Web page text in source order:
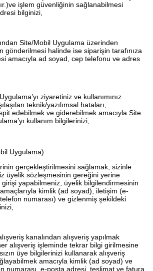
işlem güvenliğinin sağlanabilmesi
bilginizi,
Site/Mobil Uygulama üzerinden
gönderilmesi halinde ise siparişin tarafınıza
amacıyla ad soyad, cep telefonu ve adres
ziyaretiniz ve kullanımınız
teknik/yazılımsal hataları,
edebilmek ve giderebilmek amacıyla Site
kullanım bilgilerinizi,
Uygulama)
gerçekleştirilmesini sağlamak, sizinle
üyelik sözleşmesinin gereğini yerine
yapabilmeniz, üyelik bilgilendirmesinin
kimlik (ad soyad), iletişim (e-
numarası) ve gizlenmiş şekildeki
kanalından alışveriş yapılmak
alışveriş işleminde tekrar bilgi girilmesine
üye bilgilerinizi kullanarak alışveriş
amacıyla kimlik (ad soyad) ve
numarası, e-posta adresi, teslimat ve fatura